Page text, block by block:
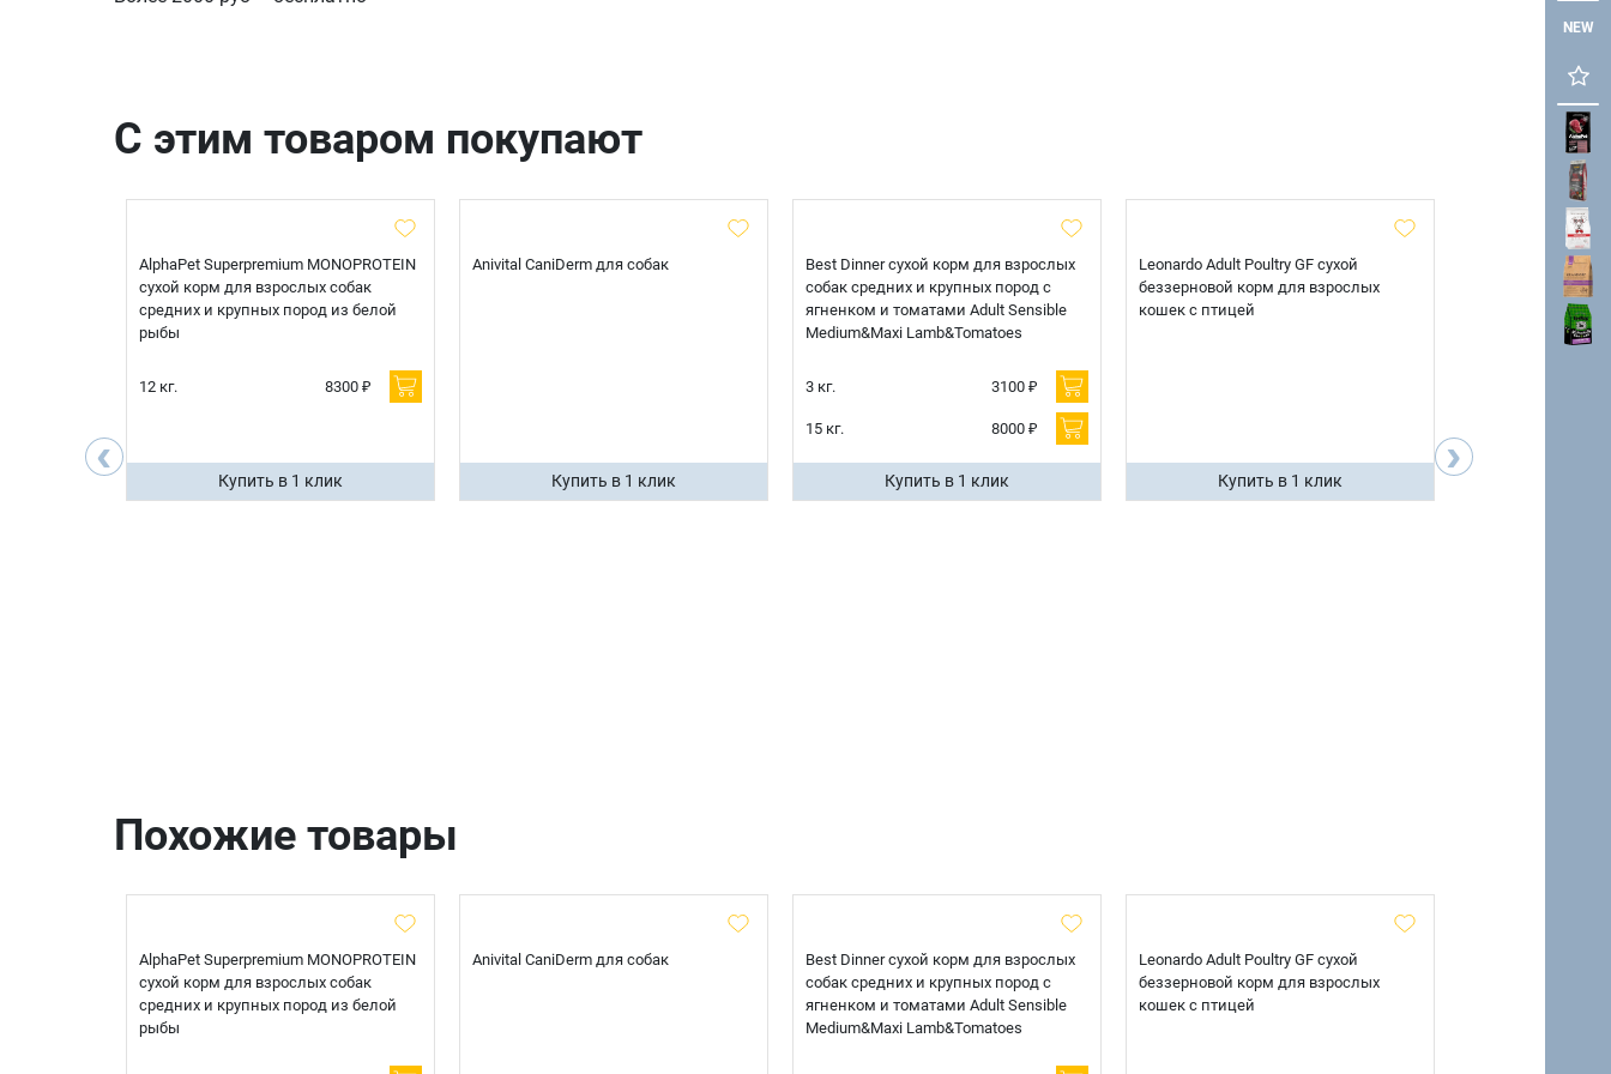
NEW
С этим товаром покупают
‹
AlphaPet Superpremium MONOPROTEIN
сухой корм для взрослых собак
средних и крупных пород из белой
рыбы
12 кг. 8300 ₽
Купить в 1 клик
Anivital CaniDerm для собак
Купить в 1 клик
Best Dinner сухой корм для взрослых
собак средних и крупных пород с
ягненком и томатами Adult Sensible
Medium&Maxi Lamb&Tomatoes
3 кг. 3100 ₽
15 кг. 8000 ₽
Купить в 1 клик
Leonardo Adult Poultry GF сухой
беззерновой корм для взрослых
кошек с птицей
Купить в 1 клик
AlphaPet
взрослых собак
говядиной и
›
Похожие товары
AlphaPet Superpremium MONOPROTEIN
сухой корм для взрослых собак
средних и крупных пород из белой
рыбы
Anivital CaniDerm для собак
Best Dinner сухой корм для взрослых
собак средних и крупных пород с
ягненком и томатами Adult Sensible
Medium&Maxi Lamb&Tomatoes
Leonardo Adult Poultry GF сухой
беззерновой корм для взрослых
кошек с птицей